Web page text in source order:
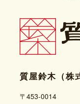
質屋鈴木（株
〒453-0014